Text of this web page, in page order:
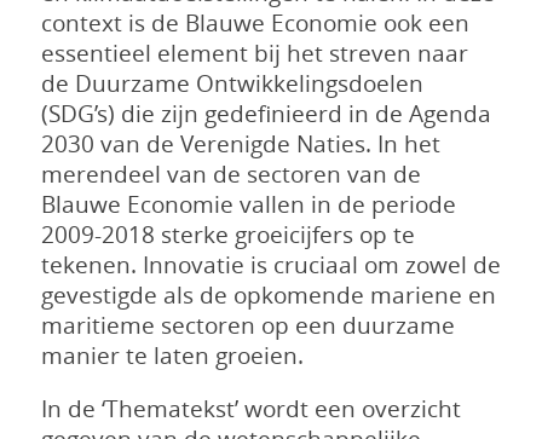
context is de Blauwe Economie ook een
essentieel element bij het streven naar
de Duurzame Ontwikkelingsdoelen
(SDG’s) die zijn gedefinieerd in de Agenda
2030 van de Verenigde Naties. In het
merendeel van de sectoren van de
Blauwe Economie vallen in de periode
2009-2018 sterke groeicijfers op te
tekenen. Innovatie is cruciaal om zowel de
gevestigde als de opkomende mariene en
maritieme sectoren op een duurzame
manier te laten groeien.
In de ‘Thematekst’ wordt een overzicht